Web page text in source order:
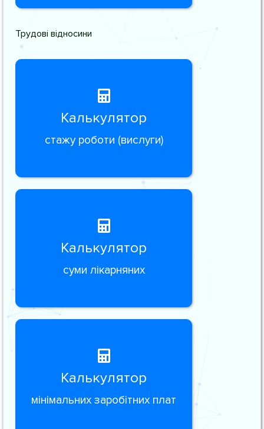
Трудові відносини
Калькулятор
стажу роботи (вислуги)
Калькулятор
суми лікарняних
Калькулятор
мінімальних заробітних плат